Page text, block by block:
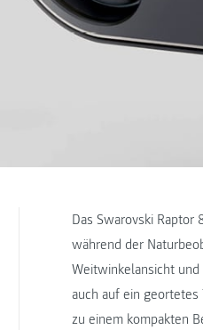
Das Swarovski
während der
Weitwinkelansicht
auch auf ein
zu einem kompakten